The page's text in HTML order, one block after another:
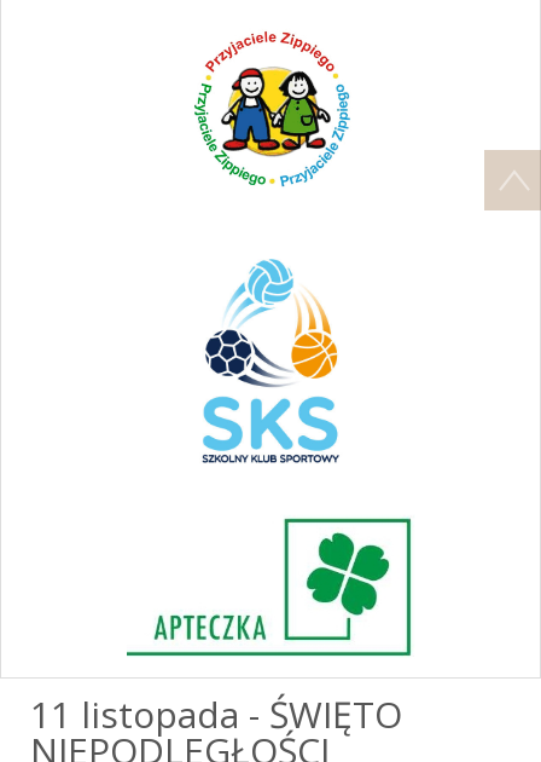
11 listopada - ŚWIĘTO
NIEPODLEGŁOŚCI